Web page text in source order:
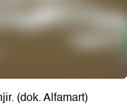
(dok. Alfamart)